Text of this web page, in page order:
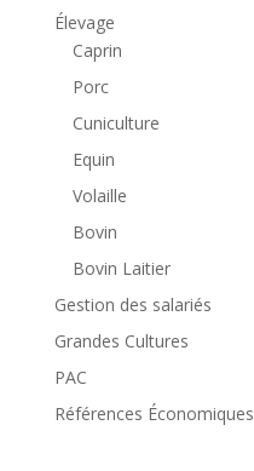
Élevage
Caprin
Porc
Cuniculture
Equin
Volaille
Bovin
Bovin Laitier
Gestion des salariés
Grandes Cultures
PAC
Références Économiques